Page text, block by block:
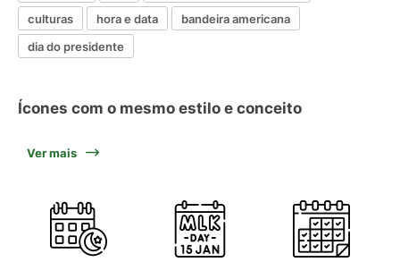
culturas
hora e data
bandeira americana
dia do presidente
Ícones com o mesmo estilo e conceito
Ver mais